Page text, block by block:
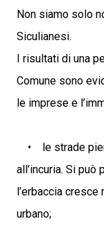
Non siamo solo
Siculianesi.
I risultati di una
Comune sono
le imprese e
• le strade
all’incuria. Si può
l’erbaccia
urbano;